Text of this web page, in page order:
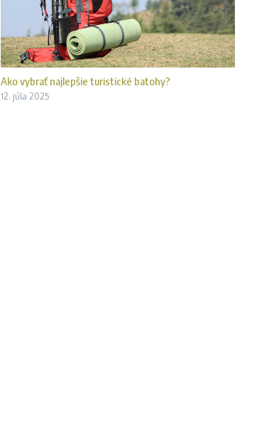
Ako vybrať najlepšie turistické batohy?
12. júla 2025